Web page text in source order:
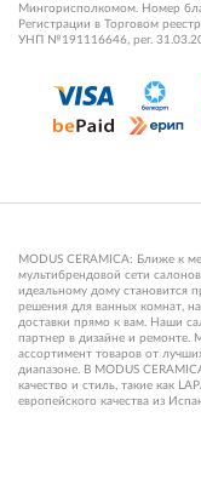
Мингорисполкомом. Номер
Регистрации в Торговом
УНП №191116646, рег.
MODUS CERAMICA: Ближе к
мультибрендовой сети
идеальному дому становится
решения для ванных комнат,
доставки прямо к вам. Наши
партнер в дизайне и
ассортимент товаров от
диапазоне. В MODUS
качество и стиль, такие как
европейского качества из